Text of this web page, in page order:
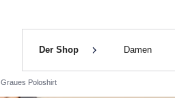
Der Shop Damen
Graues Poloshirt